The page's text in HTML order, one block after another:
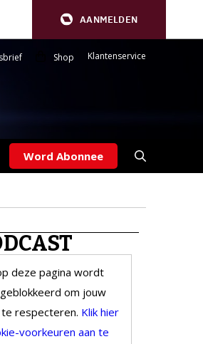
AANMELDEN
Shop Klantenservice
Word Abonnee
deze pagina wordt
om jouw
respecteren. Klik hier
voorkeuren aan te